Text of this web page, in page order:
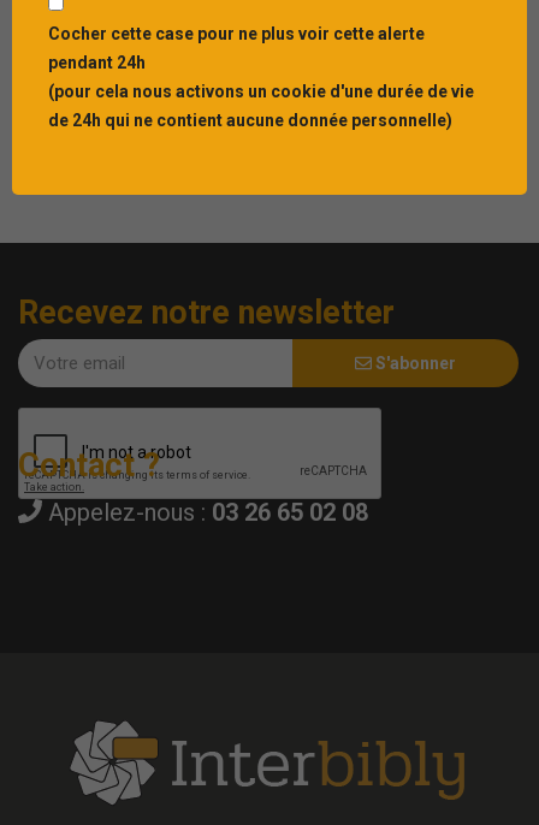
[INVITATION] Rejoignez-nous le 10 septembre
pour nos 40 ans
Interbibly célèbre cette ann&...
Recevez notre newsletter
S'abonner
Contact ?
Appelez-nous : 03 26 65 02 08
Cocher cette case pour ne plus voir cette alerte
pendant 24h
(pour cela nous activons un cookie d'une durée de vie
de 24h qui ne contient aucune donnée personnelle)